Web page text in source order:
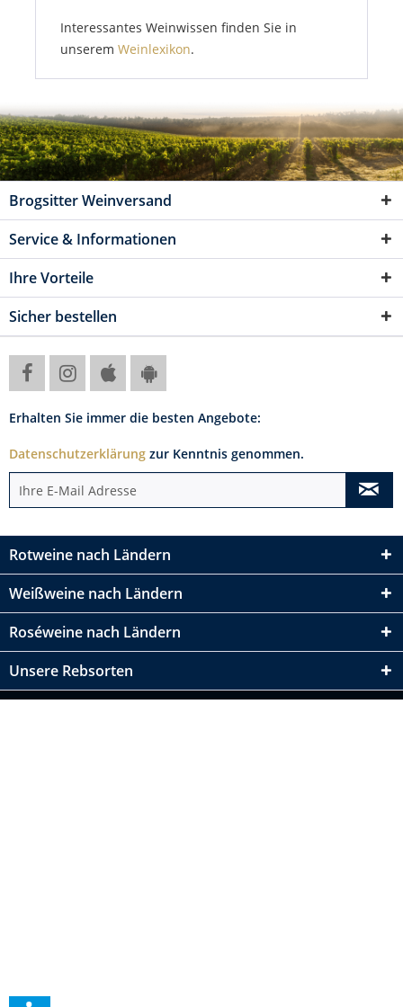
Interessantes Weinwissen finden Sie in
unseremWeinlexikon.
Brogsitter Weinversand
Service & Informationen
Ihre Vorteile
Sicher bestellen
Erhalten Sie immer die besten Angebote:
Datenschutzerklärung zur Kenntnis genommen.
Rotweine nach Ländern
Weißweine nach Ländern
Roséweine nach Ländern
Unsere Rebsorten